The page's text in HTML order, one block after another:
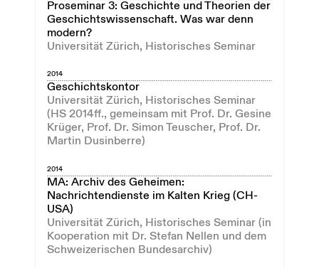
Proseminar 3: Geschichte und Theorien der
Geschichtswissenschaft. Was war denn
modern?
Universität Zürich, Historisches Seminar
2014
Geschichtskontor
Universität Zürich, Historisches Seminar
(HS 2014ff., gemeinsam mit Prof. Dr. Gesine
Krüger, Prof. Dr. Simon Teuscher, Prof. Dr.
Martin Dusinberre)
2014
MA: Archiv des Geheimen:
Nachrichtendienste im Kalten Krieg (CH-
USA)
Universität Zürich, Historisches Seminar (in
Kooperation mit Dr. Stefan Nellen und dem
Schweizerischen Bundesarchiv)